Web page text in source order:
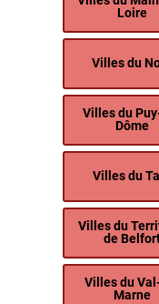
Loire
Villes du
Villes du
Dôme
Villes du
Villes du
de
Villes du
Marne